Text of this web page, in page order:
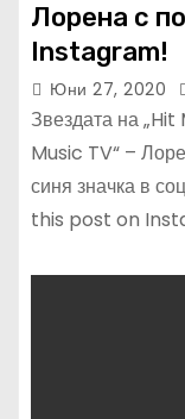
Лорена с
Instagram!
Юни 27, 2020
Звездата на
Music TV“ –
синя значка в
this post on